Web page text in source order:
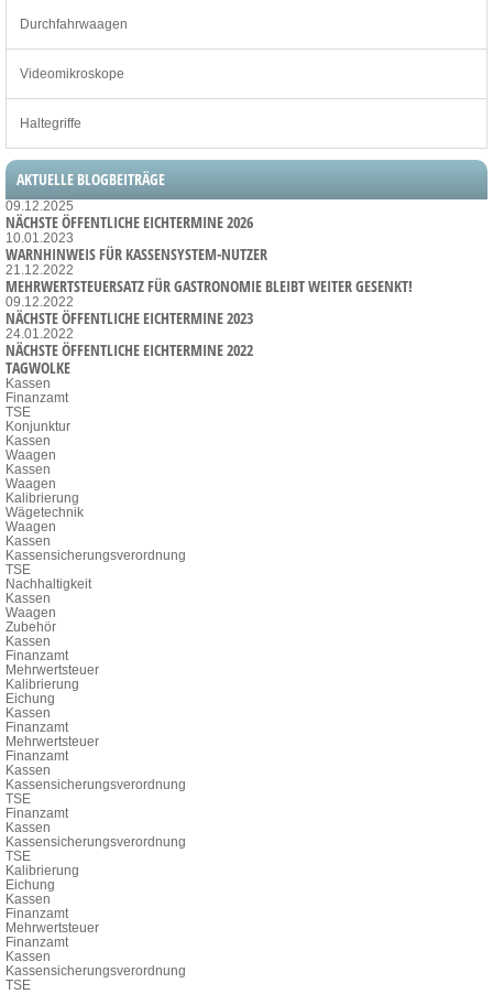
Durchfahrwaagen
Videomikroskope
Haltegriffe
AKTUELLE BLOGBEITRÄGE
09.12.2025
NÄCHSTE ÖFFENTLICHE EICHTERMINE 2026
10.01.2023
WARNHINWEIS FÜR KASSENSYSTEM-NUTZER
21.12.2022
MEHRWERTSTEUERSATZ FÜR GASTRONOMIE BLEIBT WEITER GESENKT!
09.12.2022
NÄCHSTE ÖFFENTLICHE EICHTERMINE 2023
24.01.2022
NÄCHSTE ÖFFENTLICHE EICHTERMINE 2022
TAGWOLKE
Kassen
Finanzamt
TSE
Konjunktur
Kassen
Waagen
Kassen
Waagen
Kalibrierung
Wägetechnik
Waagen
Kassen
Kassensicherungsverordnung
TSE
Nachhaltigkeit
Kassen
Waagen
Zubehör
Kassen
Finanzamt
Mehrwertsteuer
Kalibrierung
Eichung
Kassen
Finanzamt
Mehrwertsteuer
Finanzamt
Kassen
Kassensicherungsverordnung
TSE
Finanzamt
Kassen
Kassensicherungsverordnung
TSE
Kalibrierung
Eichung
Kassen
Finanzamt
Mehrwertsteuer
Finanzamt
Kassen
Kassensicherungsverordnung
TSE